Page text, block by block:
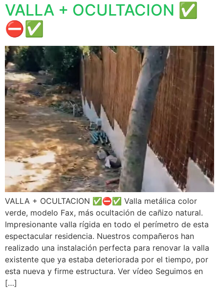
VALLA + OCULTACION ✅️
⛔️✅️
VALLA + OCULTACION ✅️⛔️✅️ Valla metálica color
verde, modelo Fax, más ocultación de cañizo natural.
Impresionante valla rígida en todo el perímetro de esta
espectacular residencia. Nuestros compañeros han
realizado una instalación perfecta para renovar la valla
existente que ya estaba deteriorada por el tiempo, por
esta nueva y firme estructura. Ver vídeo Seguimos en
[…]